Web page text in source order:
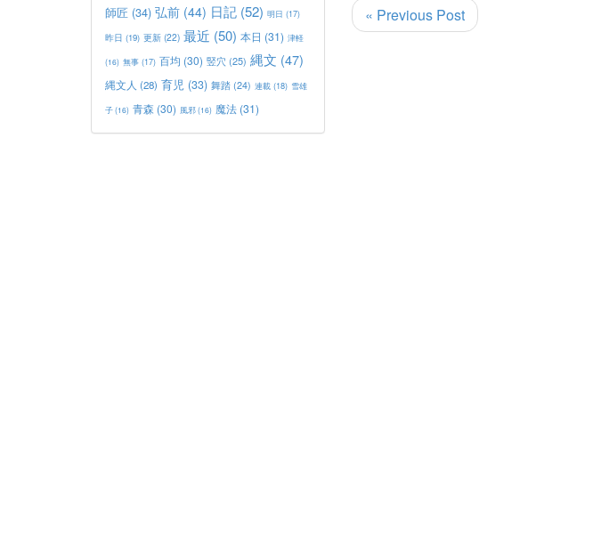
« Previous Post
師匠 (34) 弘前 (44) 日記 (52) 明日 (17)
昨日 (19) 更新 (22) 最近 (50) 本日 (31) 津軽
(16) 無事 (17) 百均 (30) 竪穴 (25) 縄文 (47)
縄文人 (28) 育児 (33) 舞踏 (24) 連載 (18) 雪雄
子(16) 青森 (30) 風邪(16) 魔法 (31)